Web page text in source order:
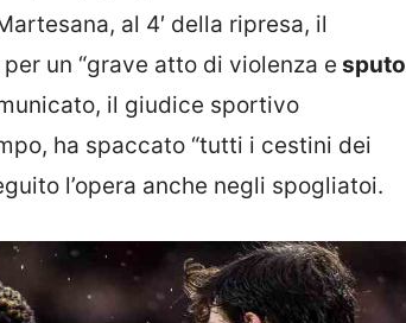
al 4′ della ripresa, il
un “grave atto di violenza e sputo
il giudice sportivo
ha spaccato “tutti i cestini dei
l’opera anche negli spogliatoi.